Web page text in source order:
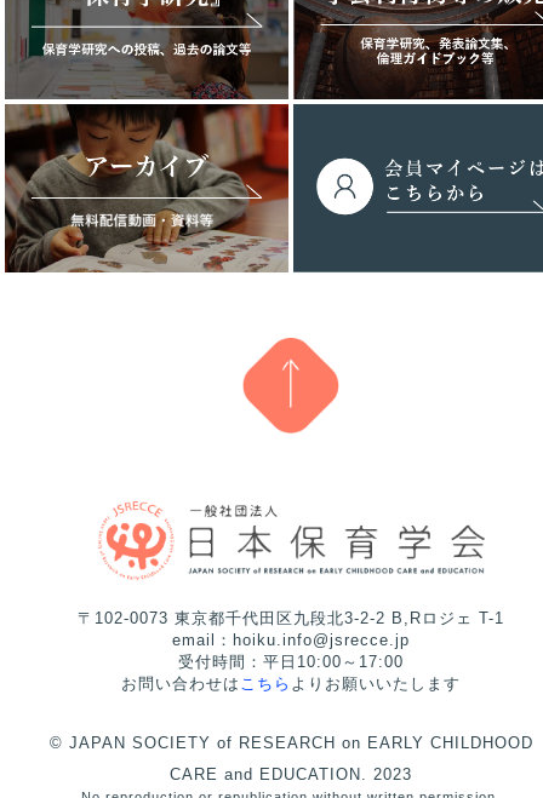
〒102-0073 東京都千代田区九段北3-2-2 B,Rロジェ T-1
email：hoiku.info@jsrecce.jp
受付時間：平日10:00～17:00
お問い合わせは こちら よりお願いいたします
© JAPAN SOCIETY of RESEARCH on EARLY CHILDHOOD
CARE and EDUCATION. 2023